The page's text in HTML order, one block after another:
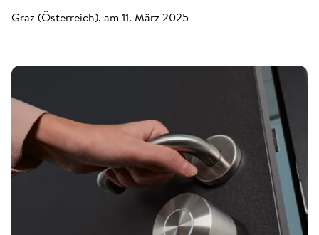
Graz (Österreich), am 11. März 2025